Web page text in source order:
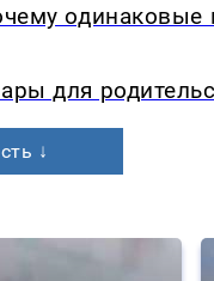
для
↓